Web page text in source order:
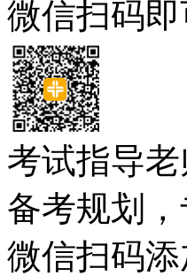
微信扫码
考试指导老
备考规划
微信扫码